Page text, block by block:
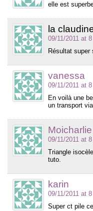
elle est
la
09/11/2011 at
Résultat super
vanessa
09/11/2011 at
En voilà une
un transport
Moicharlie
09/11/2011 at
Triangle
tuto.
karin
09/11/2011 at
Super ct pile